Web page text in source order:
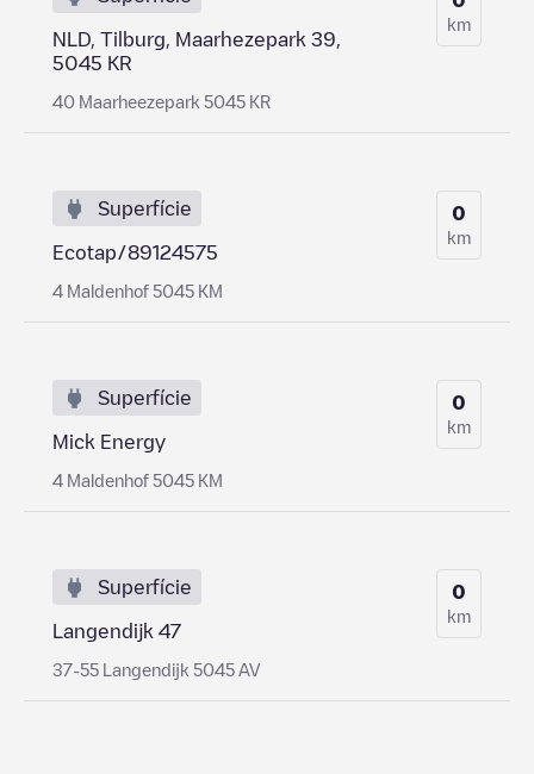
NLD, Tilburg, Maarhezepark 39,
5045 KR
40 Maarheezepark 5045 KR
km
Superfície
Ecotap/89124575
4 Maldenhof 5045 KM
0
km
Superfície
Mick Energy
4 Maldenhof 5045 KM
0
km
Superfície
Langendijk 47
37-55 Langendijk 5045 AV
0
km